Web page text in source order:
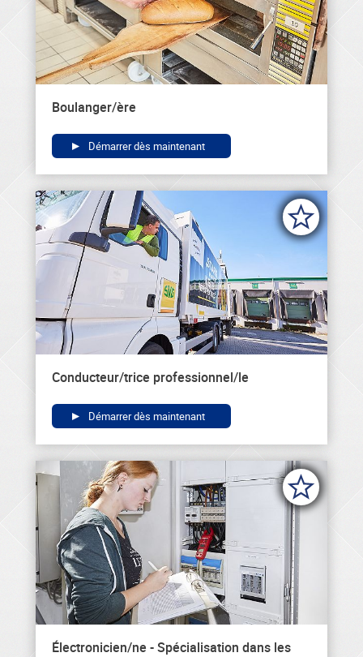
Boulanger/ère
Démarrer dès maintenant
Conducteur/trice professionnel/le
Démarrer dès maintenant
Électronicien/ne - Spécialisation dans les